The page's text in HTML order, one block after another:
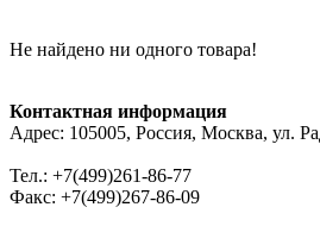
Не найдено ни одного товара!
Контактная информация
Адрес: 105005, Россия, Москва, ул.
Тел.: +7(499)261-86-77
Факс: +7(499)267-86-09